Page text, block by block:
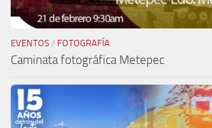
EVENTOS / FOTOGRAFÍA
Caminata fotográfica Metepec